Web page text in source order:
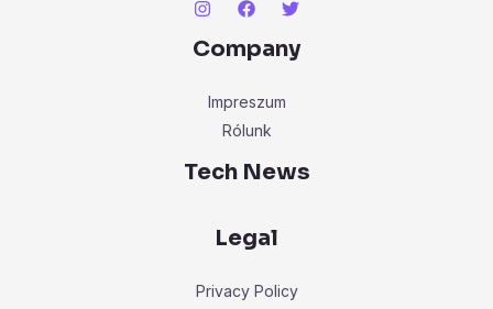
Company
Impreszum
Rólunk
Tech News
Legal
Privacy Policy